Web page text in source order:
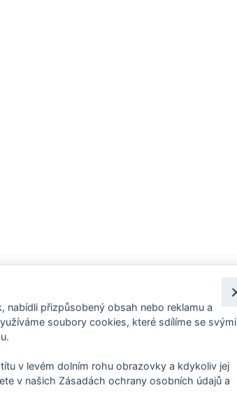
nabídli přizpůsobený obsah nebo reklamu a
soubory cookies, které sdílíme se svými
v levém dolním rohu obrazovky a kdykoliv jej
v našich Zásadách ochrany osobních údajů a